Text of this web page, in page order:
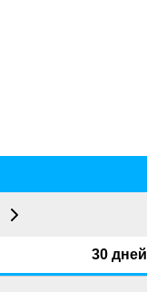
30 дней